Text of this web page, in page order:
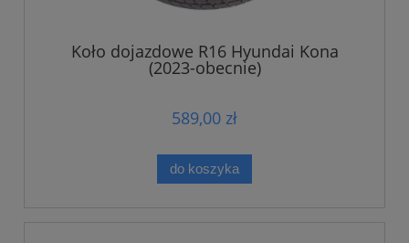
Koło dojazdowe R16 Hyundai Kona
(2023-obecnie)
589,00 zł
do koszyka